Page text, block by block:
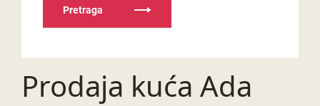
Pretraga
Prodaja kuća Ada